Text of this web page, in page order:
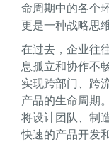
命周期中的各个
更是一种战略思
在过去，企业往
息孤立和协作不
实现跨部门、跨
产品的生命周期
将设计团队、制
快速的产品开发